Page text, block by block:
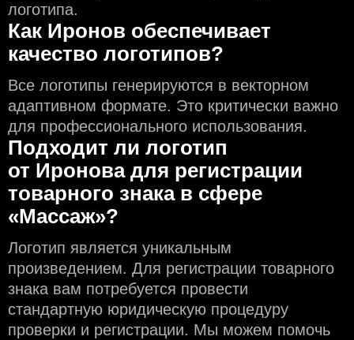
логотипа.
Как Иронов обеспечивает
качество логотипов?
Все логотипы генерируются в векторном
адаптивном формате. Это критически важно
для профессионального использования.
Подходит ли логотип
от Иронова для регистрации
товарного знака в сфере
«Массаж»?
Логотип является уникальным
произведением. Для регистрации товарного
знака вам потребуется провести
стандартную юридическую процедуру
проверки и регистрации. Мы можем помочь